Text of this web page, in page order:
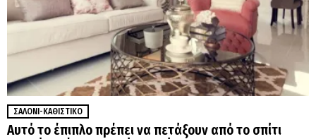
ΣΑΛΌΝΙ-ΚΑΘΙΣΤΙΚΌ
Αυτό το έπιπλο πρέπει να πετάξουν από το σπίτι